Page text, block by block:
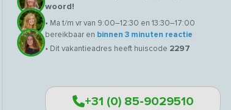
woord!
• Ma t/m vr van 9:00–12:30 en 13:30–17:00
bereikbaar en binnen 3 minuten reactie
• Dit vakantieadres heeft huiscode 2297
+31 (0) 85-9029510